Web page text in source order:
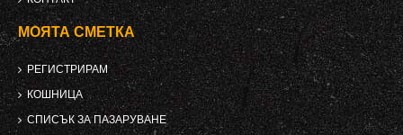
МОЯТА СМЕТКА
РЕГИСТРИРАМ
КОШНИЦА
СПИСЪК ЗА ПАЗАРУВАНЕ